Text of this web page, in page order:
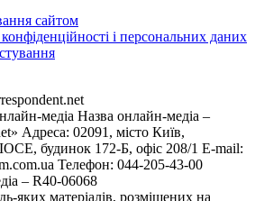
сайтом
і персональних даних
медіа Назва онлайн-медіа –
Адреса: 02091, місто Київ,
будинок 172-Б, офіс 208/1 E-mail:
Телефон: 044-205-43-00
– R40-06068
яких матеріалів, розміщених на